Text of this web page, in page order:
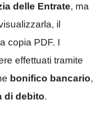
delle Entrate, ma
il
copia PDF. I
effettuati tramite
bonifico bancario,
di debito.